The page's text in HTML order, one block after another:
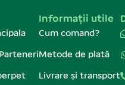
Informații utile
Cum comand?
Metode de plată
Livrare și transport